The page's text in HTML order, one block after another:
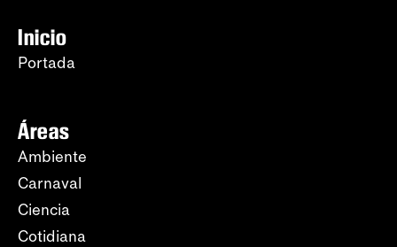
Inicio
Portada
Áreas
Ambiente
Carnaval
Ciencia
Cotidiana